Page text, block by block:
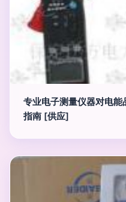
专业电子测量仪器对电
指南 [供应]